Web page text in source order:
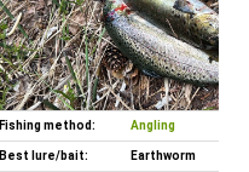
Fishing method: Angling
Best lure/bait: Earthworm